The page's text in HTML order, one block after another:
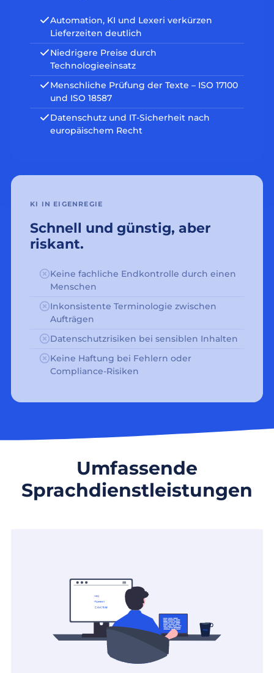
Automation, KI und Lexeri verkürzen
Lieferzeiten deutlich
Niedrigere Preise durch
Technologieeinsatz
Menschliche Prüfung der Texte – ISO 17100
und ISO 18587
Datenschutz und IT-Sicherheit nach
europäischem Recht
KI IN EIGENREGIE
Schnell und günstig, aber
riskant.
Keine fachliche Endkontrolle durch einen
Menschen
Inkonsistente Terminologie zwischen
Aufträgen
Datenschutzrisiken bei sensiblen Inhalten
Keine Haftung bei Fehlern oder
Compliance-Risiken
Umfassende
Sprachdienstleistungen